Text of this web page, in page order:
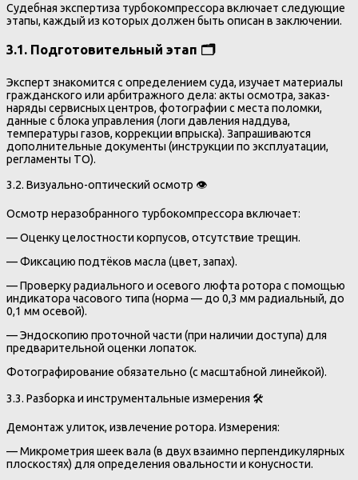
Судебная экспертиза турбокомпрессора включает следующие
этапы, каждый из которых должен быть описан в заключении.
3.1. Подготовительный этап 🗂️
Эксперт знакомится с определением суда, изучает материалы
гражданского или арбитражного дела: акты осмотра, заказ-
наряды сервисных центров, фотографии с места поломки,
данные с блока управления (логи давления наддува,
температуры газов, коррекции впрыска). Запрашиваются
дополнительные документы (инструкции по эксплуатации,
регламенты ТО).
3.2. Визуально-оптический осмотр 👁️
Осмотр неразобранного турбокомпрессора включает:
— Оценку целостности корпусов, отсутствие трещин.
— Фиксацию подтёков масла (цвет, запах).
— Проверку радиального и осевого люфта ротора с помощью
индикатора часового типа (норма — до 0,3 мм радиальный, до
0,1 мм осевой).
— Эндоскопию проточной части (при наличии доступа) для
предварительной оценки лопаток.
Фотографирование обязательно (с масштабной линейкой).
3.3. Разборка и инструментальные измерения 🛠️
Демонтаж улиток, извлечение ротора. Измерения:
— Микрометрия шеек вала (в двух взаимно перпендикулярных
плоскостях) для определения овальности и конусности.